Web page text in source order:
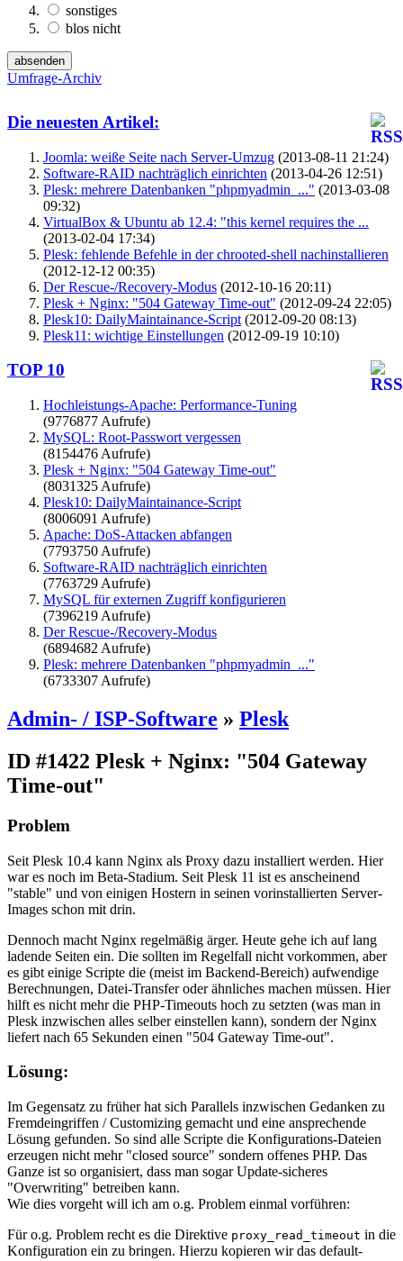
sonstiges
blos nicht
Umfrage-Archiv
Die neuesten Artikel:
Joomla: weiße Seite nach Server-Umzug (2013-08-11 21:24)
Software-RAID nachträglich einrichten (2013-04-26 12:51)
Plesk: mehrere Datenbanken "phpmyadmin_..." (2013-03-08
09:32)
VirtualBox & Ubuntu ab 12.4: "this kernel requires the ...
(2013-02-04 17:34)
Plesk: fehlende Befehle in der chrooted-shell nachinstallieren
(2012-12-12 00:35)
Der Rescue-/Recovery-Modus (2012-10-16 20:11)
Plesk + Nginx: "504 Gateway Time-out" (2012-09-24 22:05)
Plesk10: DailyMaintainance-Script (2012-09-20 08:13)
Plesk11: wichtige Einstellungen (2012-09-19 10:10)
TOP 10
Hochleistungs-Apache: Performance-Tuning
(9776877 Aufrufe)
MySQL: Root-Passwort vergessen
(8154476 Aufrufe)
Plesk + Nginx: "504 Gateway Time-out"
(8031325 Aufrufe)
Plesk10: DailyMaintainance-Script
(8006091 Aufrufe)
Apache: DoS-Attacken abfangen
(7793750 Aufrufe)
Software-RAID nachträglich einrichten
(7763729 Aufrufe)
MySQL für externen Zugriff konfigurieren
(7396219 Aufrufe)
Der Rescue-/Recovery-Modus
(6894682 Aufrufe)
Plesk: mehrere Datenbanken "phpmyadmin_..."
(6733307 Aufrufe)
Admin- / ISP-Software » Plesk
ID #1422 Plesk + Nginx: "504 Gateway
Time-out"
Problem
Seit Plesk 10.4 kann Nginx als Proxy dazu installiert werden. Hier
war es noch im Beta-Stadium. Seit Plesk 11 ist es anscheinend
"stable" und von einigen Hostern in seinen vorinstallierten Server-
Images schon mit drin.
Dennoch macht Nginx regelmäßig ärger. Heute gehe ich auf lang
ladende Seiten ein. Die sollten im Regelfall nicht vorkommen, aber
es gibt einige Scripte die (meist im Backend-Bereich) aufwendige
Berechnungen, Datei-Transfer oder ähnliches machen müssen. Hier
hilft es nicht mehr die PHP-Timeouts hoch zu setzten (was man in
Plesk inzwischen alles selber einstellen kann), sondern der Nginx
liefert nach 65 Sekunden einen "504 Gateway Time-out".
Lösung:
Im Gegensatz zu früher hat sich Parallels inzwischen Gedanken zu
Fremdeingriffen / Customizing gemacht und eine ansprechende
Lösung gefunden. So sind alle Scripte die Konfigurations-Dateien
erzeugen nicht mehr "closed source" sondern offenes PHP. Das
Ganze ist so organisiert, dass man sogar Update-sicheres
"Overwriting" betreiben kann.
Wie dies vorgeht will ich am o.g. Problem einmal vorführen:
Für o.g. Problem recht es die Direktive proxy_read_timeout in die
Konfiguration ein zu bringen. Hierzu kopieren wir das default-